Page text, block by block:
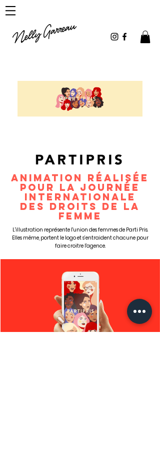
Animation réalisée
pour la journée
internationale
des droits de la
femme
L'illustration représente l'union des femmes de Parti Pris.
Elles même, portent le logo et s’entraident chacune pour
faire croitre l'agence.